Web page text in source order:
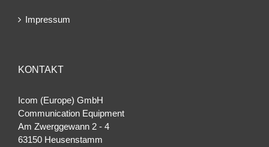
Impressum
KONTAKT
Icom (Europe) GmbH
Communication Equipment
Am Zwerggewann 2 ‐ 4
63150 Heusenstamm